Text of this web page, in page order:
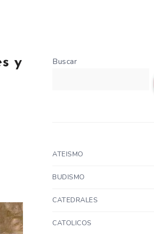
y
Buscar
ATEISMO
BUDISMO
CATEDRALES
CATOLICOS